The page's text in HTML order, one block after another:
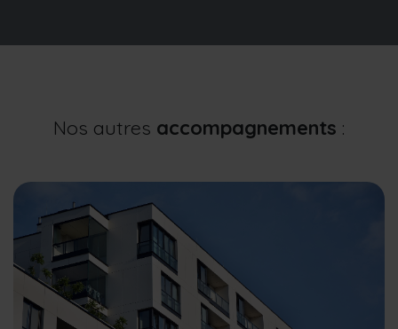
Nos autres accompagnements :